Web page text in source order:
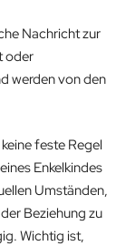
Nachricht zur
oder
werden von den
feste Regel
Enkelkindes
Umständen,
Beziehung zu
Wichtig ist,